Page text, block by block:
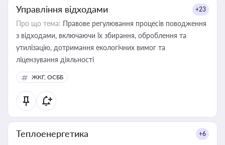
Управління відходами +23
Про що тема: Правове регулювання процесів поводження
з відходами, включаючи їх збирання, оброблення та
утилізацію, дотримання екологічних вимог та
ліцензування діяльності
ЖКГ, ОСББ
Теплоенергетика +6